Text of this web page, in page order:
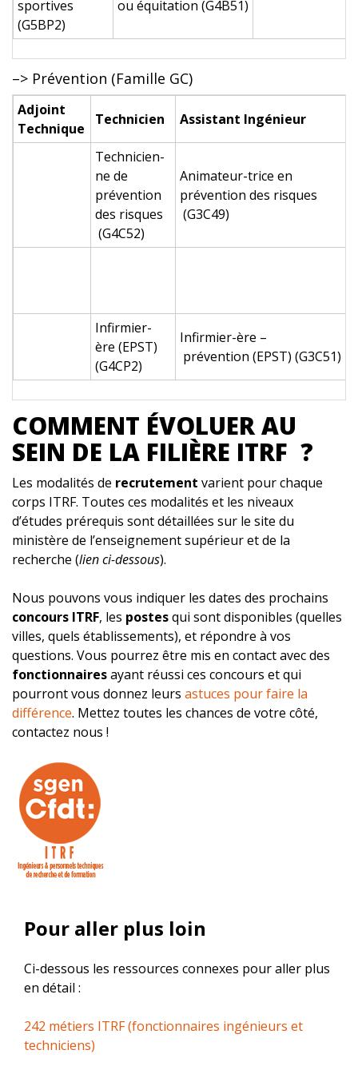
sportives
(G5BP2)
ou équitation (G4B51)
–> Prévention (Famille GC)
Adjoint
Technique
Technicien Assistant Ingénieur
Technicien-
ne de
prévention
des risques
(G4C52)
Animateur-trice en
prévention des risques
(G3C49)
Infirmier-
ère (EPST)
(G4CP2)
Infirmier-ère –
prévention (EPST) (G3C51)
COMMENT ÉVOLUER AU
SEIN DE LA FILIÈRE ITRF ?
Les modalités de recrutement varient pour chaque
corps ITRF. Toutes ces modalités et les niveaux
d’études prérequis sont détaillées sur le site du
ministère de l’enseignement supérieur et de la
recherche (lien ci-dessous).
Nous pouvons vous indiquer les dates des prochains
concours ITRF, les postesqui sont disponibles (quelles
villes, quels établissements), et répondre à vos
questions. Vous pourrez être mis en contact avec des
fonctionnairesayant réussi ces concours et qui
pourront vous donnez leurs astuces pour faire la
différence. Mettez toutes les chances de votre côté,
contactez nous !
Pour aller plus loin
Ci-dessous les ressources connexes pour aller plus
en détail :
242 métiers ITRF (fonctionnaires ingénieurs et
techniciens)